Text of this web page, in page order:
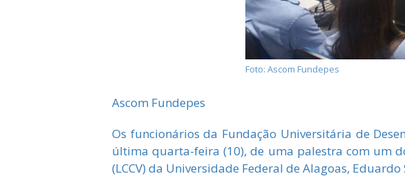
Foto: Ascom Fundepes
Ascom Fundepes
Os funcionários da Fundação Universitária de
última quarta-feira (10), de uma palestra com um
(LCCV) da Universidade Federal de Alagoas, Eduardo